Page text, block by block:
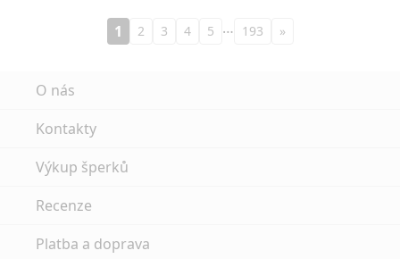
1 2 3 4 5 … 193 »
O nás
Kontakty
Výkup šperků
Recenze
Platba a doprava